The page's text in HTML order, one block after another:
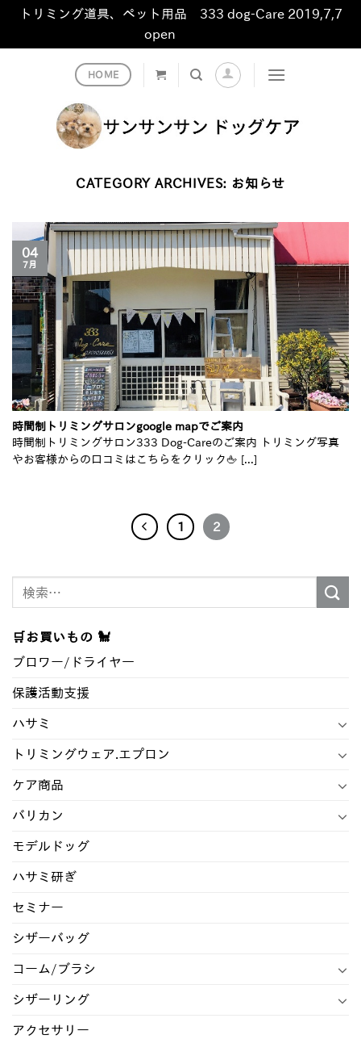
トリミング道具、ペット用品 333 dog-Care 2019,7,7
open
HOME
CATEGORY ARCHIVES: お知らせ
時間制トリミングサロンgoogle mapでご案内
時間制トリミングサロン333 Dog-Careのご案内 トリミング写真
やお客様からの口コミはこちらをクリック🖕 [...]
04
7月
1 2
象:
🛒お買いもの 🐩
ブロワー/ドライヤ―
保護活動支援
ハサミ
トリミングウェア.エプロン
ケア商品
バリカン
モデルドッグ
ハサミ研ぎ
セミナー
シザーバッグ
コーム/ブラシ
シザーリング
アクセサリー